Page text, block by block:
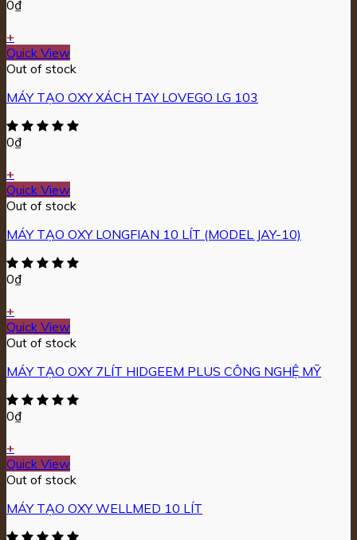
0₫
+
Quick View
Out of stock
MÁY TẠO OXY XÁCH TAY LOVEGO LG 103
0₫
+
Quick View
Out of stock
MÁY TẠO OXY LONGFIAN 10 LÍT (MODEL JAY-10)
0₫
+
Quick View
Out of stock
MÁY TẠO OXY 7LÍT HIDGEEM PLUS CÔNG NGHỆ MỸ
0₫
+
Quick View
Out of stock
MÁY TẠO OXY WELLMED 10 LÍT